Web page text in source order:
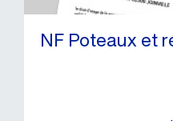
NF Poteaux et